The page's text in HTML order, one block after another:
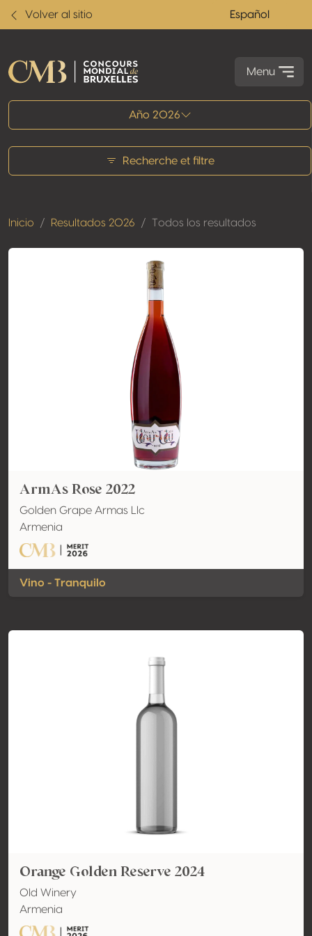
Volver al sitio Español
Menu
Año 2026
Recherche et filtre
Inicio Resultados 2026 Todos los resultados
ArmAs Rose 2022
Golden Grape Armas Llc
Armenia
Vino - Tranquilo
Orange Golden Reserve 2024
Old Winery
Armenia